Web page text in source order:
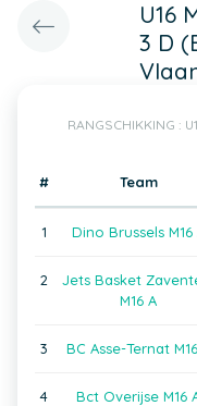
U16
3 D
RANGSCHIKKING :
# Team
1 Dino Brussels M16
2
Jets Basket
M16 A
3 BC Asse-Ternat
4 Bct Overijse M16